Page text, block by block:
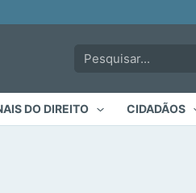
Pesquisar:
DO DIREITO CIDADÃOS